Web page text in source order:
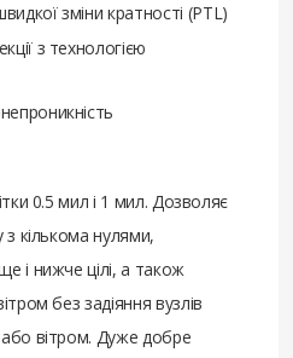
зміни кратності (PTL)
з технологією
0.5 мил і 1 мил. Дозволяє
з кількома нулями,
і нижче цілі, а також
без задіяння вузлів
вітром. Дуже добре